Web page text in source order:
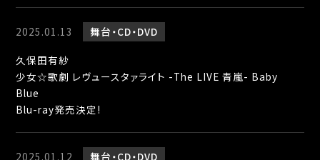
2025.01.13 舞台 CD・DVD
久保田有紗
少女☆歌劇 レヴュースタァライト -The LIVE 青嵐- Baby
Blue
Blu-ray発売決定!
2025.01.12 舞台 CD・DVD